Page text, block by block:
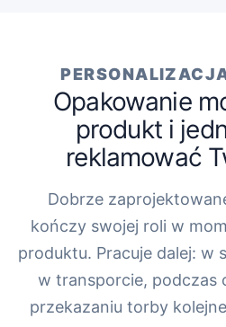
Opakowanie
produkt i
reklamować
Dobrze
kończy swojej roli w
produktu. Pracuje dalej: w
w transporcie, podczas
przekazaniu torby